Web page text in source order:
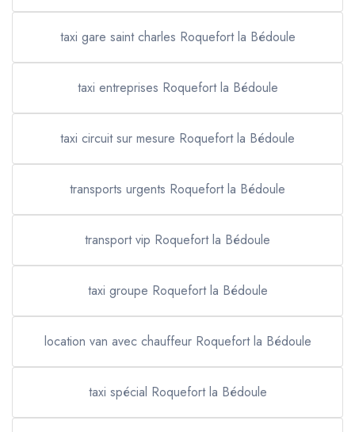
taxi gare saint charles Roquefort la Bédoule
taxi entreprises Roquefort la Bédoule
taxi circuit sur mesure Roquefort la Bédoule
transports urgents Roquefort la Bédoule
transport vip Roquefort la Bédoule
taxi groupe Roquefort la Bédoule
location van avec chauffeur Roquefort la Bédoule
taxi spécial Roquefort la Bédoule